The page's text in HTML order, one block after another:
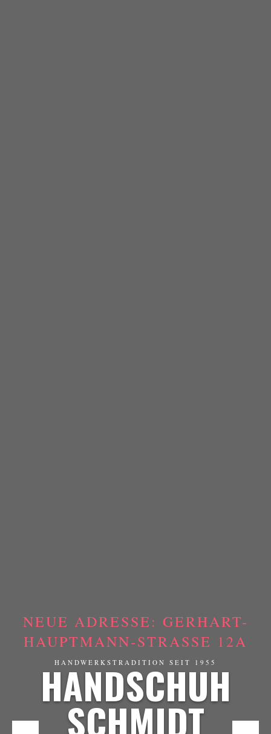
NEUE ADRESSE: GERHART-
HAUPTMANN-STRASSE 12A
HANDWERKSTRADITION SEIT 1955
HANDSCHUH
SCHMIDT